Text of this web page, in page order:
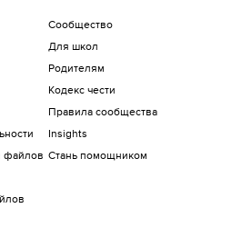
файлов
Сообщество
Для школ
Родителям
Кодекс чести
Правила сообщества
Insights
Стань помощником